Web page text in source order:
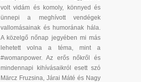
volt vidám és komoly, könnyed és
ünnepi a meghívott vendégek
vallomásainak és humorának hála.
A közelgő nőnap jegyében mi más
lehetett volna a téma, mint a
#womanpower. Az erős nőkről és
mindennapi kihívásaikról esett szó
Märcz Fruzsina, Járai Máté és Nagy